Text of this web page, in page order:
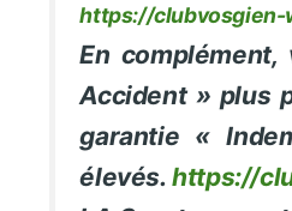
https://clubvosgien-
En
Accident» plus
garantie «
élevés.https://